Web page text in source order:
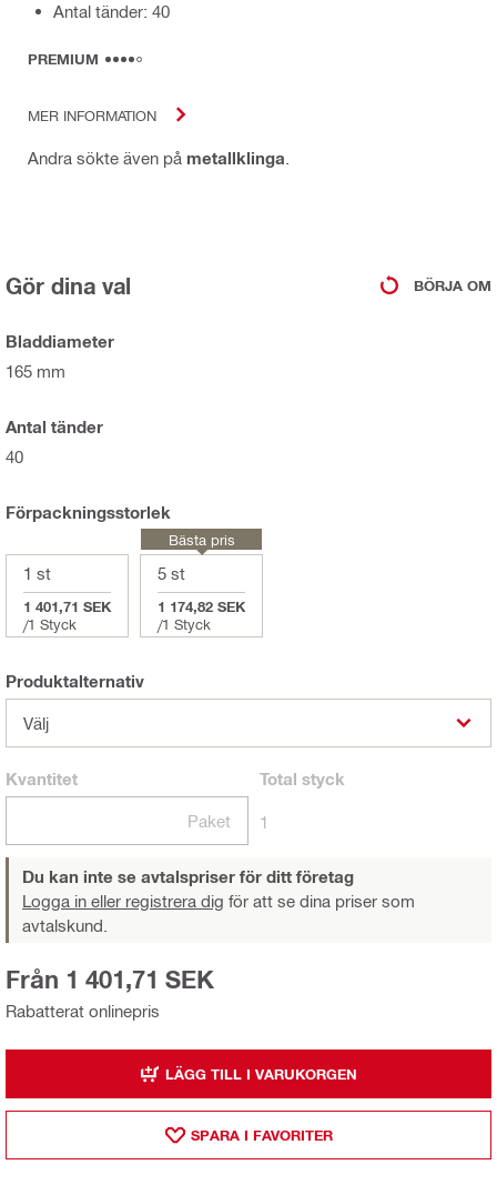
Antal tänder: 40
PREMIUM
MER INFORMATION
Andra sökte även på metallklinga
Gör dina val BÖRJA OM
Bladdiameter
165 mm
Antal tänder
40
Förpackningsstorlek
1 st
1 401,71 SEK
/1 Styck
5 st
1 174,82 SEK
/1 Styck
Bästa pris
Produktalternativ
Välj
Kvantitet
Paket
Total styck
1
Du kan inte se avtalspriser för ditt företag
Logga in eller registrera dig för att se dina priser som
avtalskund.
Rabatterat onlinepris
Från 1 401,71 SEK
LÄGG TILL I VARUKORGEN
SPARA I FAVORITER